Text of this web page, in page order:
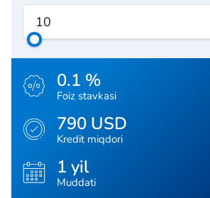
0.1 %
Foiz stavkasi
790 USD
Kredit miqdori
1 yil
Muddati